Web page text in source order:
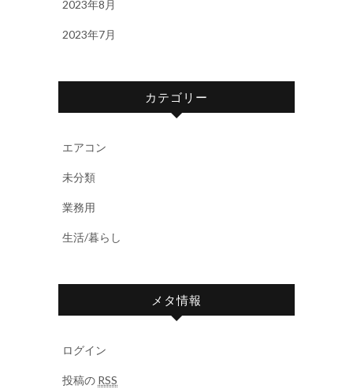
2023年8月
2023年7月
カテゴリー
エアコン
未分類
業務用
生活/暮らし
メタ情報
ログイン
投稿の RSS